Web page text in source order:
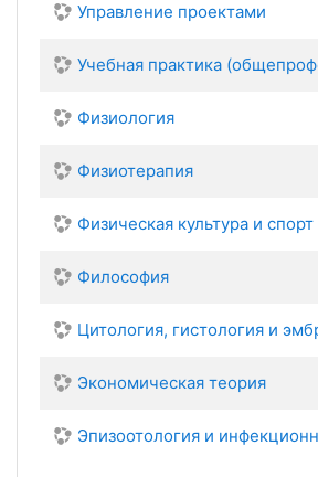
Управление проектами
Учебная практика
Физиология
Физиотерапия
Физическая культура и спорт
Философия
Цитология, гистология и
Экономическая теория
Эпизоотология и